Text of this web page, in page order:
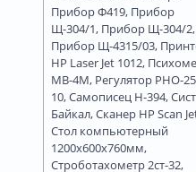
Прибор Ф419, Прибор
Щ-304/1, Прибор Щ-304/2,
Прибор Щ-4315/03,
HP Laser Jet 1012,
МВ-4М, Регулятор РНО-
10, Самописец Н-394,
Байкал, Сканер HP Scan
Стол компьютерный
1200х600х760мм,
Строботахометр 2ст-32,